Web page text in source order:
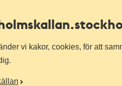
vi kakor, cookies, för att